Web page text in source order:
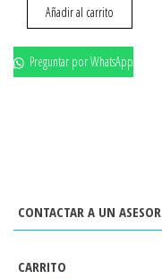
Añadir al carrito
Preguntar por WhatsApp
CONTACTAR A UN ASESOR
CARRITO